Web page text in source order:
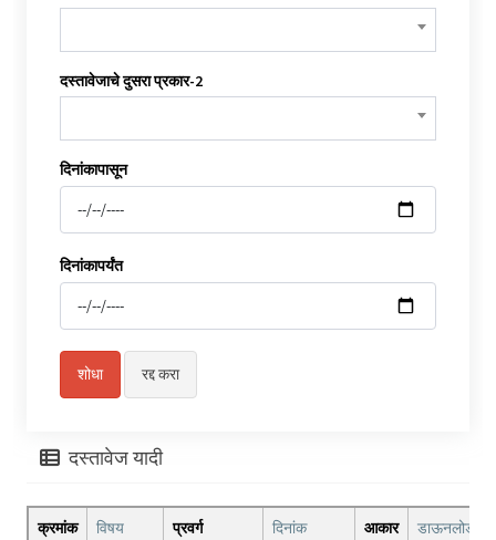
दस्तावेजाचे दुसरा प्रकार-2
दिनांकापासून
दिनांकापर्यंत
दस्तावेज यादी
क्रमांक विषय प्रवर्ग दिनांक
आकार
डाऊनलोड